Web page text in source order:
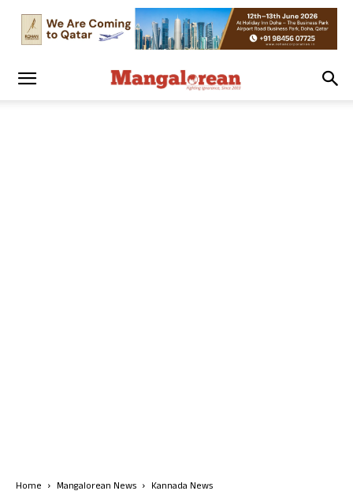
Home Mangalorean News Kannada News